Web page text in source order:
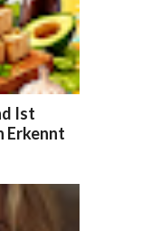
Ist
Erkennt